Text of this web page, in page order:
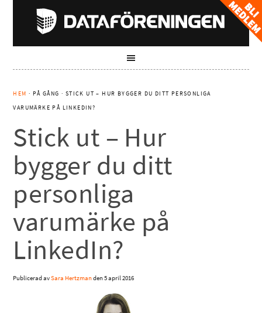
HEM · PÅ GÅNG · STICK UT – HUR BYGGER DU DITT PERSONLIGA
VARUMÄRKE PÅ LINKEDIN?
Stick ut – Hur
bygger du ditt
personliga
varumärke på
LinkedIn?
Publicerad avSara Hertzmanden5 april 2016